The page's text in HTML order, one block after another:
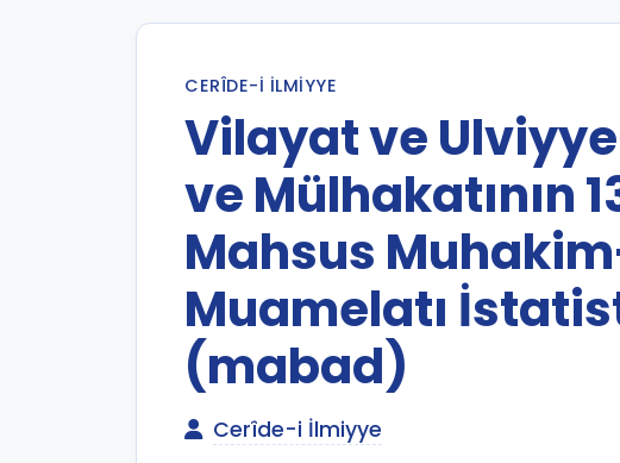
CERÎDE-I İLMIYYE
Vilayat ve
ve Mülhakatının
Mahsus
Muamelatı
(mabad)
Cerîde-i İlmiyye